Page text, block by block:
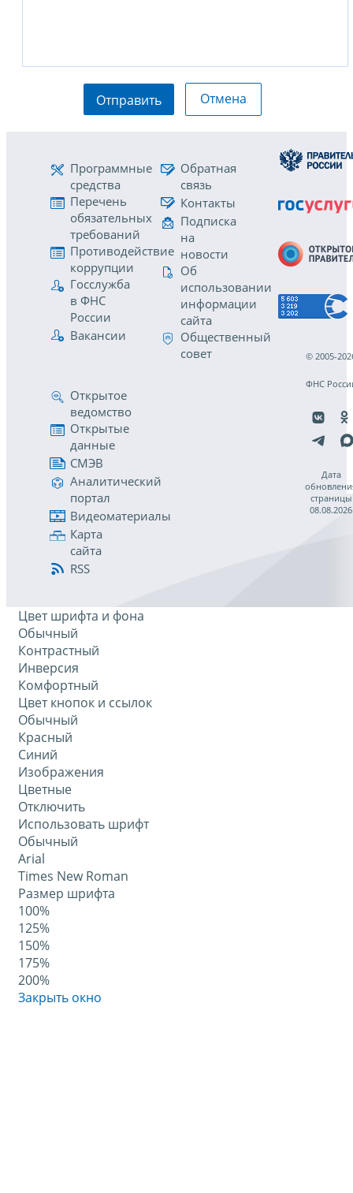
Отправить Отмена
Программные
средства
Перечень
обязательных
требований
Противодействие
коррупции
Госслужба
в ФНС
России
Вакансии
Обратная
связь
Контакты
Подписка
на
новости
Об
использовании
информации
сайта
Общественный
совет
Открытое
ведомство
Открытые
данные
СМЭВ
Аналитический
портал
Видеоматериалы
Карта
сайта
RSS
© 2005-
ФНС
Дата
страницы
08.08.2026
Цвет шрифта и фона
Обычный
Контрастный
Инверсия
Комфортный
Цвет кнопок и ссылок
Обычный
Красный
Синий
Изображения
Цветные
Отключить
Использовать шрифт
Обычный
Arial
Times New Roman
Размер шрифта
100%
125%
150%
175%
200%
Закрыть окно